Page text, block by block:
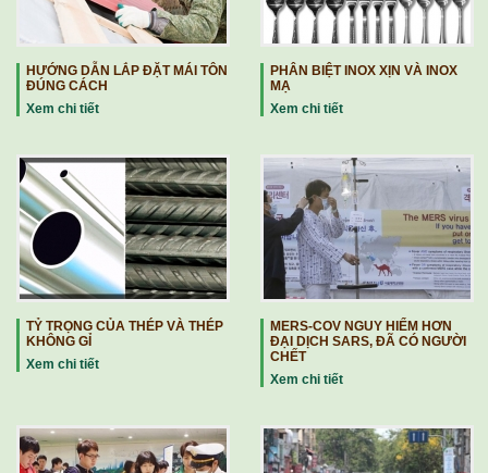
HƯỚNG DẪN LẮP ĐẶT MÁI TÔN
ĐÚNG CÁCH
Xem chi tiết
PHÂN BIỆT INOX XỊN VÀ INOX
MẠ
Xem chi tiết
TỶ TRỌNG CỦA THÉP VÀ THÉP
KHÔNG GỈ
Xem chi tiết
MERS-COV NGUY HIỂM HƠN
ĐẠI DỊCH SARS, ĐÃ CÓ NGƯỜI
CHẾT
Xem chi tiết